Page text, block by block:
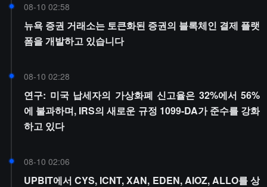
08-10 02:58
뉴욕 증권 거래소는 토큰화된 증권의 블록체인 결제 플랫
폼을 개발하고 있습니다
08-10 02:28
연구: 미국 납세자의 가상화폐 신고율은 32%에서 56%
에 불과하며, IRS의 새로운 규정 1099-DA가 준수를 강화
하고 있다
08-10 02:06
UPBIT에서 CYS, ICNT, XAN, EDEN, AIOZ, ALLO를 상